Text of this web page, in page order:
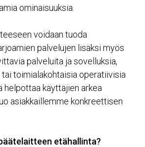
ominaisuuksia.
voidaan tuoda
palvelujen lisäksi myös
palveluita ja sovelluksia,
toimialakohtaisia operatiivisia
helpottaa käyttäjien arkea
asiakkaillemme konkreettisen
etähallinta?